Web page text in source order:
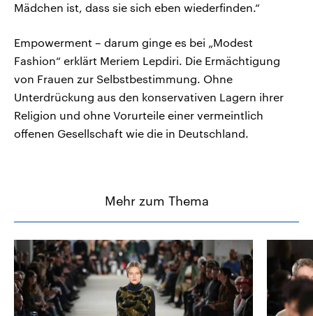
Mädchen ist, dass sie sich eben wiederfinden.“
Empowerment – darum ginge es bei „Modest
Fashion“ erklärt Meriem Lepdiri. Die Ermächtigung
von Frauen zur Selbstbestimmung. Ohne
Unterdrückung aus den konservativen Lagern ihrer
Religion und ohne Vorurteile einer vermeintlich
offenen Gesellschaft wie die in Deutschland.
Mehr zum Thema